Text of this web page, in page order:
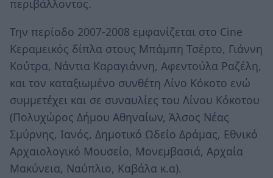
περιβάλλοντος.
Την περίοδο 2007-2008 εμφανίζεται στο Cine
Κεραμεικός δίπλα στους Μπάμπη Τσέρτο, Γιάννη
Κούτρα, Νάντια Καραγιάννη, Αφεντούλα Ραζέλη,
και τον καταξιωμένο συνθέτη Λίνο Κόκοτο ενώ
συμμετέχει και σε συναυλίες του Λίνου Κόκοτου
(Πολυχώρος Δήμου Αθηναίων, Άλσος Νέας
Σμύρνης, Ιανός, Δημοτικό Ωδείο Δράμας, Εθνικό
Αρχαιολογικό Μουσείο, Μονεμβασιά, Αρχαία
Μακύνεια, Ναύπλιο, Καβάλα κ.α).